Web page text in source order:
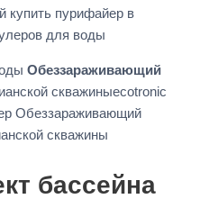
купить пурифайер в
для воды
Обеззараживающий
скважиныecotronic
Обеззараживающий
скважины
бассейна